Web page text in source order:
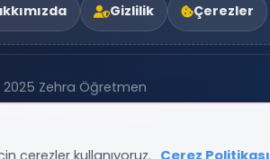
Gizlilik Çerezler
Zehra Öğretmen
çerezler kullanıyoruz. Çerez Politikası